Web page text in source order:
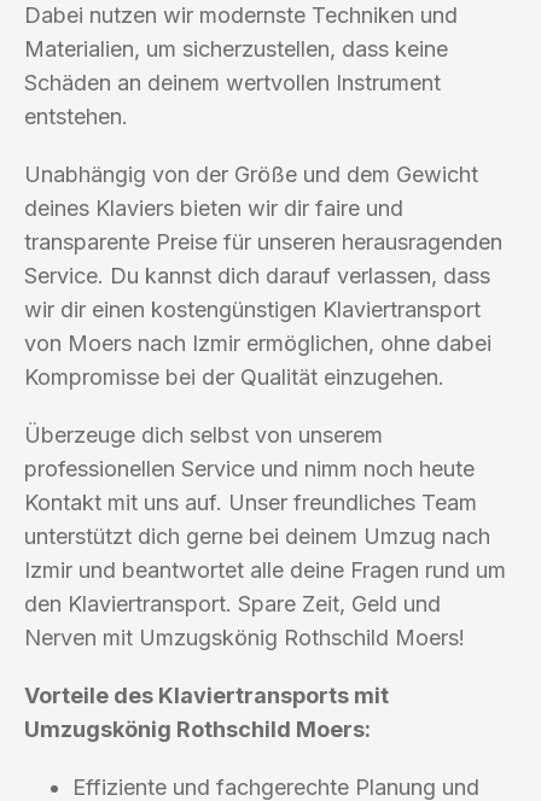
Dabei nutzen wir modernste Techniken und
Materialien, um sicherzustellen, dass keine
Schäden an deinem wertvollen Instrument
entstehen.
Unabhängig von der Größe und dem Gewicht
deines Klaviers bieten wir dir faire und
transparente Preise für unseren herausragenden
Service. Du kannst dich darauf verlassen, dass
wir dir einen kostengünstigen Klaviertransport
von Moers nach Izmir ermöglichen, ohne dabei
Kompromisse bei der Qualität einzugehen.
Überzeuge dich selbst von unserem
professionellen Service und nimm noch heute
Kontakt mit uns auf. Unser freundliches Team
unterstützt dich gerne bei deinem Umzug nach
Izmir und beantwortet alle deine Fragen rund um
den Klaviertransport. Spare Zeit, Geld und
Nerven mit Umzugskönig Rothschild Moers!
Vorteile des Klaviertransports mit
Umzugskönig Rothschild Moers:
Effiziente und fachgerechte Planung und